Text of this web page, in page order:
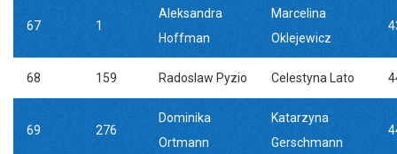
67 1
Aleksandra
Hoffman
Marcelina
Oklejewicz
68 159 Radoslaw Pyzio Celestyna Lato
69 276
Dominika
Ortmann
Katarzyna
Gerschmann